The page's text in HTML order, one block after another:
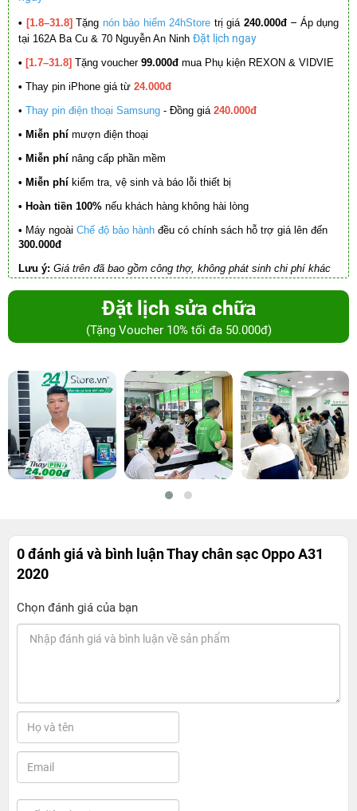
• [1.8–31.8] Tặng nón bảo hiểm 24hStore trị giá 240.000đ – Áp dụng
tại 162A Ba Cu & 70 Nguyễn An Ninh Đặt lịch ngay
• [1.7–31.8] Tặng voucher 99.000đ mua Phụ kiện REXON & VIDVIE
• Thay pin iPhone giá từ 24.000đ
• Thay pin điện thoại Samsung - Đồng giá 240.000đ
• Miễn phí mượn điện thoại
• Miễn phí nâng cấp phần mềm
• Miễn phí kiểm tra, vệ sinh và báo lỗi thiết bị
• Hoàn tiền 100% nếu khách hàng không hài lòng
• Máy ngoài Chế độ bảo hành đều có chính sách hỗ trợ giá lên đến
300.000đ
Lưu ý: Giá trên đã bao gồm công thợ, không phát sinh chi phí khác
Đặt lịch sửa chữa
(Tặng Voucher 10% tối đa 50.000đ)
0 đánh giá và bình luậnThay chân sạc Oppo A31
2020
Chọn đánh giá của bạn